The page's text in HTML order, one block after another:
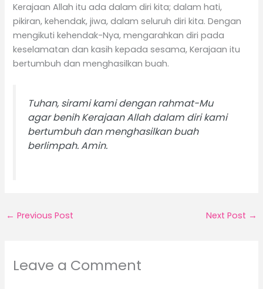
Kerajaan Allah itu ada dalam diri kita; dalam hati,
pikiran, kehendak, jiwa, dalam seluruh diri kita. Dengan
mengikuti kehendak-Nya, mengarahkan diri pada
keselamatan dan kasih kepada sesama, Kerajaan itu
bertumbuh dan menghasilkan buah.
Tuhan, sirami kami dengan rahmat-Mu
agar benih Kerajaan Allah dalam diri kami
bertumbuh dan menghasilkan buah
berlimpah. Amin.
← Previous Post Next Post →
Leave a Comment